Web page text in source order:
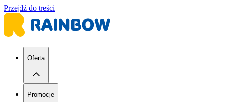
Przejdź do treści
Oferta
Promocje